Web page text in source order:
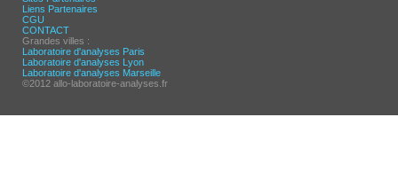
Liens Partenaires
CGU
CONTACT
Grandes villes :
Laboratoire d'analyses Paris
Laboratoire d'analyses Lyon
Laboratoire d'analyses Marseille
©2012 allo-laboratoire-analyses.fr